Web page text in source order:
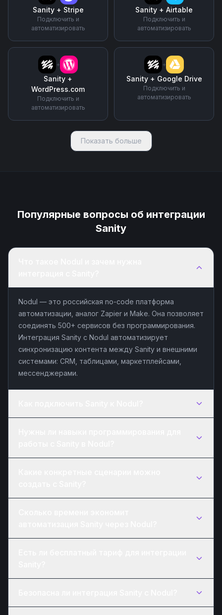
Sanity+ Stripe
Подключить и
автоматизировать
Sanity + Airtable
Подключить и
автоматизировать
+
Sanity +
WordPress.com
Подключить и
автоматизировать
+
Sanity+ Google Drive
Подключить и
автоматизировать
Показать больше
Популярные вопросы об интеграции
Sanity
Nodul — это российская no-code платформа
автоматизации, аналог Zapier и Make. Она позволяет
соединять 500+ сервисов без программирования.
Интеграция Sanity с Nodul автоматизирует
синхронизацию контента между Sanity и внешними
системами: CRM, таблицами, маркетплейсами,
мессенджерами.